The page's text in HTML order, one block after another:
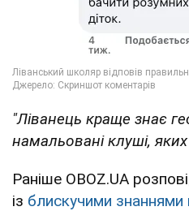
"Ліванець краще знає
намальовані клуші,
Раніше OBOZ.UA
із блискучими знаннями